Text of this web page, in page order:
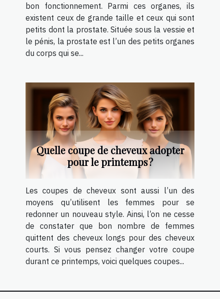
bon fonctionnement. Parmi ces organes, ils
existent ceux de grande taille et ceux qui sont
petits dont la prostate. Située sous la vessie et
le pénis, la prostate est l’un des petits organes
du corps qui se...
Quelle coupe de cheveux adopter
pour le printemps ?
Les coupes de cheveux sont aussi l’un des
moyens qu’utilisent les femmes pour se
redonner un nouveau style. Ainsi, l’on ne cesse
de constater que bon nombre de femmes
quittent des cheveux longs pour des cheveux
courts. Si vous pensez changer votre coupe
durant ce printemps, voici quelques coupes...